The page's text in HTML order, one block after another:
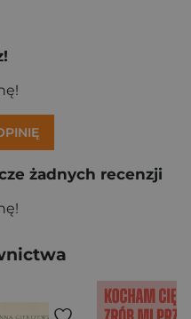
żadnych recenzji